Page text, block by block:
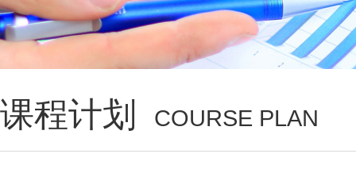
课程计划 COURSE PLAN